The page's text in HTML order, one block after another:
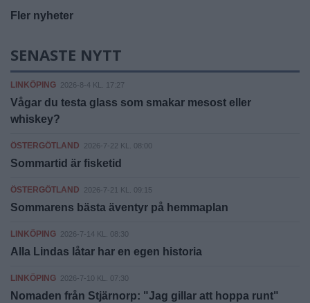
Fler nyheter
SENASTE NYTT
LINKÖPING 2026-8-4 KL. 17:27
Vågar du testa glass som smakar mesost eller
whiskey?
ÖSTERGÖTLAND 2026-7-22 KL. 08:00
Sommartid är fisketid
ÖSTERGÖTLAND 2026-7-21 KL. 09:15
Sommarens bästa äventyr på hemmaplan
LINKÖPING 2026-7-14 KL. 08:30
Alla Lindas låtar har en egen historia
LINKÖPING 2026-7-10 KL. 07:30
Nomaden från Stjärnorp: "Jag gillar att hoppa runt"